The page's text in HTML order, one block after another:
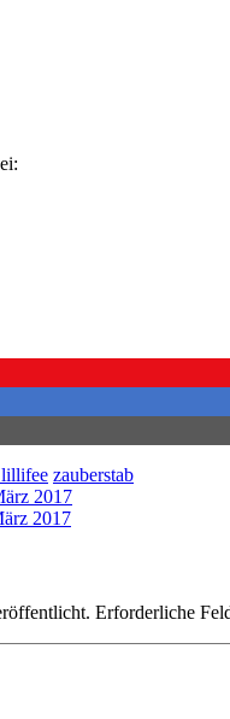
lillifee zauberstab
2017
2017
Erforderliche